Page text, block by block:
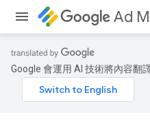
Ad
Google 會運用 AI 技術將內容翻